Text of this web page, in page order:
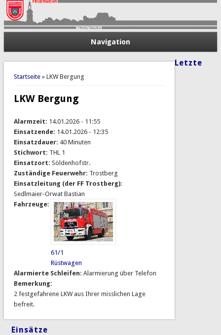
Navigation
Sie sind hier
Startseite» LKW Bergung
LKW Bergung
Alarmzeit: 14.01.2026 - 11:55
Einsatzende: 14.01.2026 - 12:35
Einsatzdauer: 40 Minuten
Stichwort: THL 1
Einsatzort: Söldenhofstr.
Zuständige Feuerwehr: Trostberg
Einsatzleitung (der FF Trostberg):
Sedlmaier-Orwat Bastian
Fahrzeuge:
61/1
Rüstwagen
Alarmierte Schleifen: Alarmierung über Telefon
Bemerkung:
2 festgefahrene LKW aus Ihrer misslichen Lage
befreit.
Letzte
Einsätze